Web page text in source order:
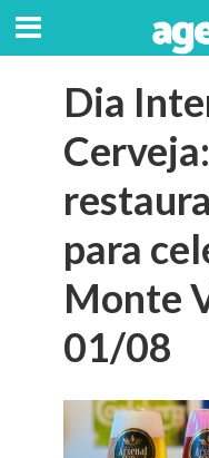
Dia
para
Monte
01/08